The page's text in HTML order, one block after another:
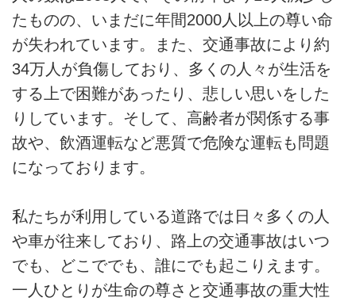
たものの、いまだに年間2000人以上の尊い命
が失われています。また、交通事故により約
34万人が負傷しており、多くの人々が生活を
する上で困難があったり、悲しい思いをした
りしています。そして、高齢者が関係する事
故や、飲酒運転など悪質で危険な運転も問題
になっております。
私たちが利用している道路では日々多くの人
や車が往来しており、路上の交通事故はいつ
でも、どこででも、誰にでも起こりえます。
一人ひとりが生命の尊さと交通事故の重大性